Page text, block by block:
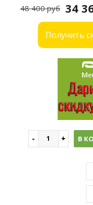
34
48 400 руб
Получить
В